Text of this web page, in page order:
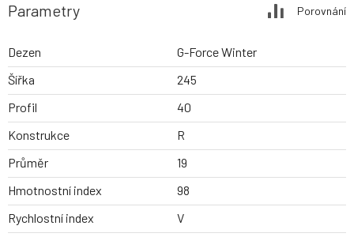
Parametry Porovnání
Dezen
G-Force Winter
Šířka
245
Profil
40
Konstrukce
R
Průměr
19
Hmotnostní index
98
Rychlostní index
V